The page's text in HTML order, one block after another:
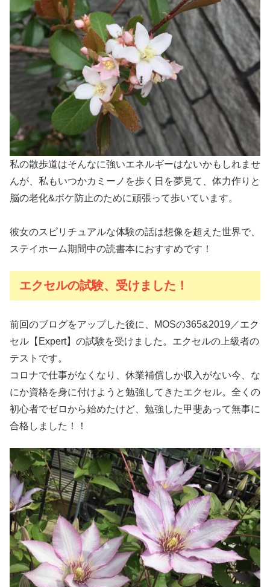
私の散歩道はそんなに強いエネルギーはないかもしれませ
んが、私もいつかカミーノを歩く日を夢見て、体力作りと
脳の老化&ボケ防止のために頑張って歩いています。
彼女のスピリチュアルな体験の話は想像を超えた世界で、
ステイホーム期間中の読書本におすすめです！
エクセルの試験、受けました！
前回のブログをアップした後に、MOSの365&2019／エク
セル【Expert】の試験を受けました。エクセルの上級者の
テストです。
コロナで仕事がなくなり、休業補償しか収入がない今、な
にか資格を身に付けようと勉強してきたエクセル。全くの
初心者でゼロから始めたけど、勉強した甲斐あって無事に
合格しました！！